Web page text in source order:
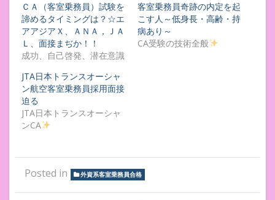
ＣＡ（客室乗務員）試験を
諦めるタイミングは？☆エ
アアジアＸ、ＡＮＡ，ＪＡ
Ｌ、面接まぢか！！
成功、自己啓発、潜在意識
客室乗務員奇跡の内定を起
こす人～低身長・高齢・持
病あり～
CA受験の技術全般
JTA日本トランスオーシャ
ン航空客室乗務員採用面接
迫る
JTA日本トランスオーシャ
ンCA
Posted in 外資系客室乗務員合格